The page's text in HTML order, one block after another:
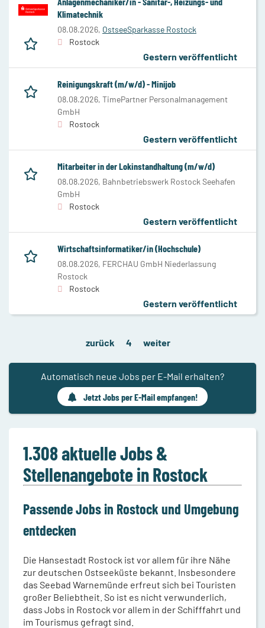
Klimatechnik
08.08.2026, OstseeSparkasse Rostock
Rostock
Gestern veröffentlicht
Reinigungskraft (m/w/d) - Minijob
08.08.2026, TimePartner Personalmanagement
GmbH
Rostock
Gestern veröffentlicht
Mitarbeiter in der Lokinstandhaltung (m/w/d)
08.08.2026, Bahnbetriebswerk Rostock Seehafen
GmbH
Rostock
Gestern veröffentlicht
Wirtschaftsinformatiker/in (Hochschule)
08.08.2026, FERCHAU GmbH Niederlassung
Rostock
Rostock
Gestern veröffentlicht
zurück 4 weiter
Automatisch neue Jobs per E-Mail erhalten?
Jetzt Jobs per E-Mail empfangen!
1.308 aktuelle Jobs &
Stellenangebote in Rostock
Passende Jobs in Rostock und Umgebung
entdecken
Die Hansestadt Rostock ist vor allem für ihre Nähe
zur deutschen Ostseeküste bekannt. Insbesondere
das Seebad Warnemünde erfreut sich bei Touristen
großer Beliebtheit. So ist es nicht verwunderlich,
dass Jobs in Rostock vor allem in der Schifffahrt und
im Tourismus gefragt sind.